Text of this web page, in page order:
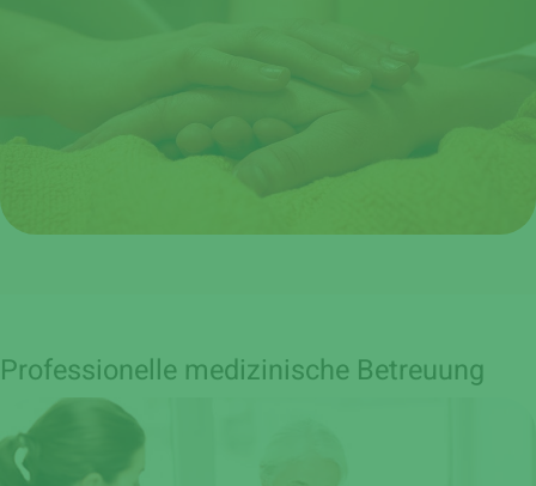
Professionelle medizinische Betreuung